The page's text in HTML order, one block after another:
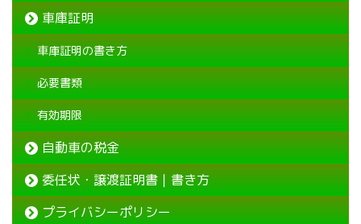
車庫証明
車庫証明の書き方
必要書類
有効期限
自動車の税金
委任状・譲渡証明書｜書き方
プライバシーポリシー